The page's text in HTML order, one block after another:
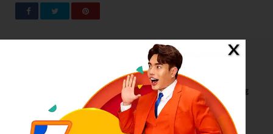
New Posts
Bão số 3 hình thành trên Biển Đông: Vì sao không ảnh hưởng
đất liền vẫn cần cảnh giác cao độ?